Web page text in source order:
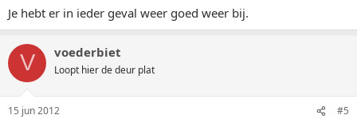
Je hebt er in ieder geval weer goed weer bij.
V voederbiet
Loopt hier de deur plat
15 jun 2012 #5